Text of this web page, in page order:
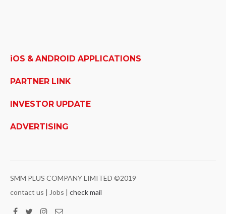
iOS & ANDROID APPLICATIONS
PARTNER LINK
INVESTOR UPDATE
ADVERTISING
SMM PLUS COMPANY LIMITED ©2019
contact us | Jobs | check mail